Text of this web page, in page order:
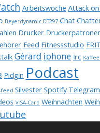
Arbeitswoche Attack
Beyerdynamic DT297 Chat
Drucker
Feed Fitnessstudio
Gérard iphone Irc
Pidgin Podcast
feed Silvester Spotify Telegram
VISA-Card Weihnachten